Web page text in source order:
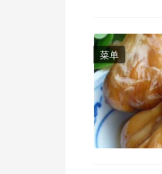
菜单